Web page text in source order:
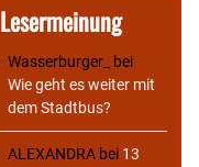
Lesermeinung
Wasserburger_
bei
Wie geht es weiter mit
dem Stadtbus?
ALEXANDRA bei 13